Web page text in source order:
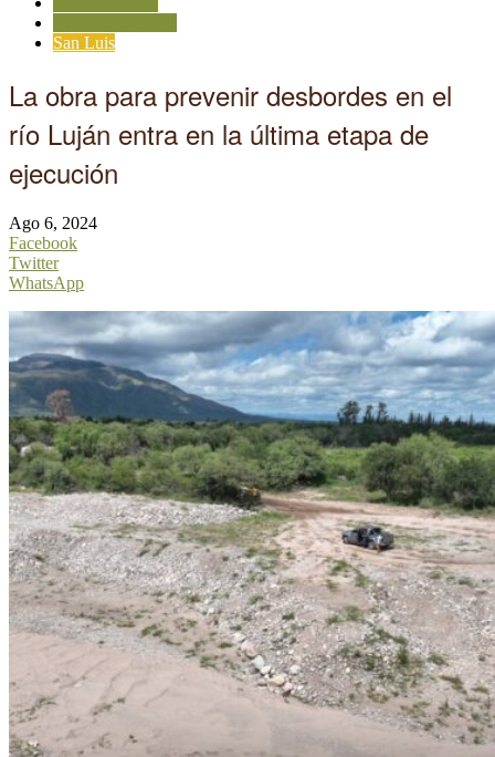
San Luis
La obra para prevenir desbordes en el
río Luján entra en la última etapa de
ejecución
Ago 6, 2024
Facebook
Twitter
WhatsApp